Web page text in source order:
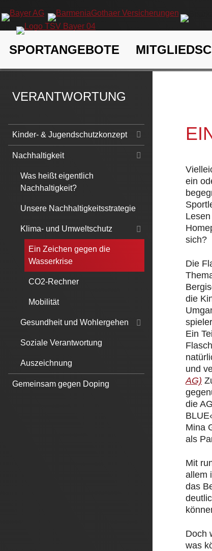
Navigation
überspringen
SPORTANGEBOTE
ein
sich?
Die
die
Ein
und
AG)
die
Mina
als
Mit
allem
das
Doch
was
VERANTWORTUNG
Navigation
überspringen
Kinder- & Jugendschutzkonzept
Nachhaltigkeit
Was heißt eigentlich
Nachhaltigkeit?
Unsere Nachhaltigkeitsstrategie
Klima- und Umweltschutz
Ein Zeichen gegen die
Wasserkrise
CO2-Rechner
Mobilität
Gesundheit und Wohlergehen
Soziale Verantwortung
Auszeichnung
Gemeinsam gegen Doping